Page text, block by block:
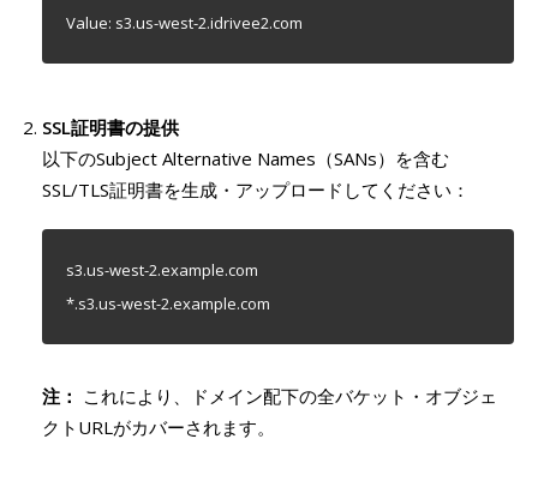
Value: s3.us-west-2.idrivee2.com
SSL証明書の提供
以下のSubject Alternative Names（SANs）を含む
SSL/TLS証明書を生成・アップロードしてください：
s3.us-west-2.example.com
*.s3.us-west-2.example.com
注： これにより、ドメイン配下の全バケット・オブジェ
クトURLがカバーされます。